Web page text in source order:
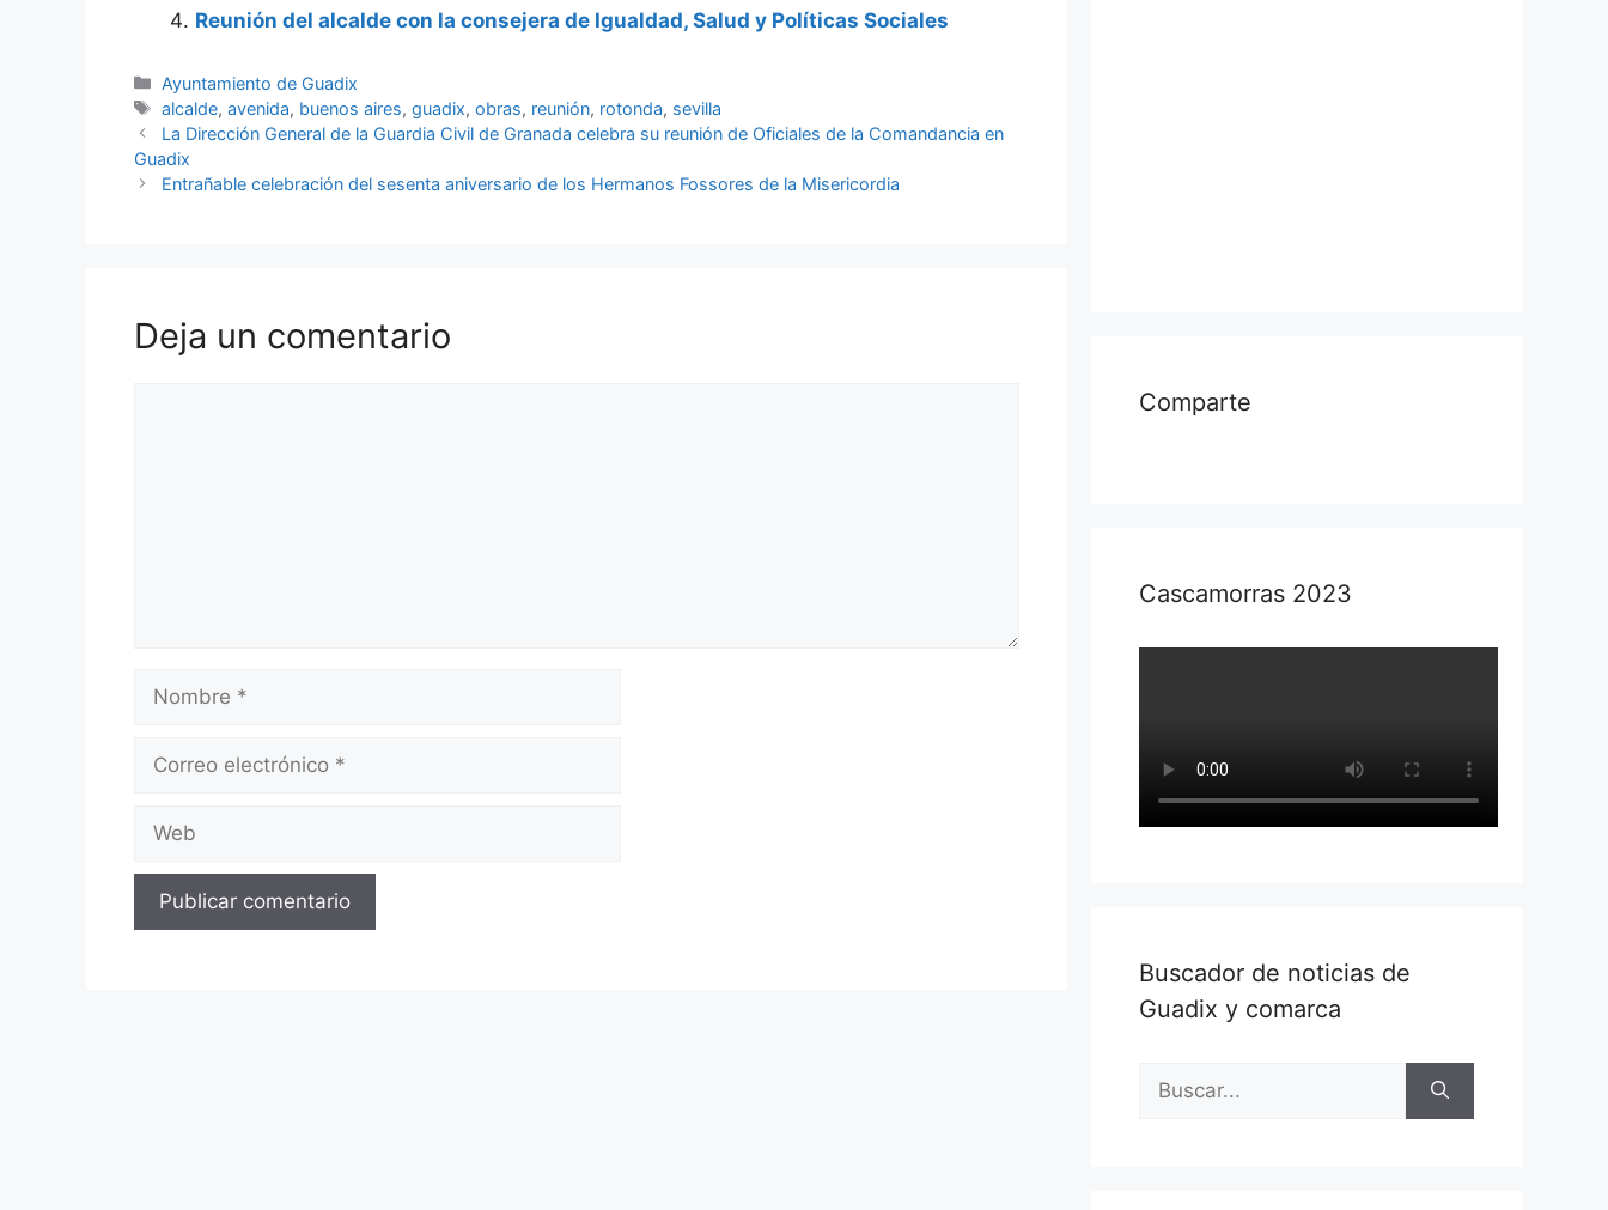
Reunión del alcalde con la consejera de Igualdad, Salud y Políticas Sociales
Categorías
Ayuntamiento de Guadix
Etiquetas
alcalde,avenida, buenos aires,guadix,obras, reunión, rotonda, sevilla
La Dirección General de la Guardia Civil de Granada celebra su reunión de Oficiales de la Comandancia en
Guadix
Entrañable celebración del sesenta aniversario de los Hermanos Fossores de la Misericordia
Deja un comentario
electrónico
Comparte
Cascamorras 2023
Buscador de noticias de
Guadix y comarca
Buscar: